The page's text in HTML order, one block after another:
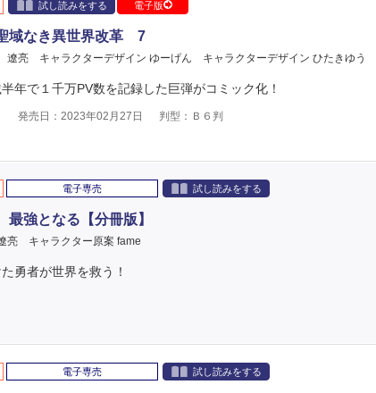
試し読みをする 電子版
域なき異世界改革 7
遼亮 キャラクターデザイン ゆーげん キャラクターデザイン ひたきゆう
年で１千万PV数を記録した巨弾がコミック化！
発売日：2023年02月27日 判型：Ｂ６判
電子専売 試し読みをする
強となる【分冊版】
亮 キャラクター原案 fame
勇者が世界を救う！
電子専売 試し読みをする